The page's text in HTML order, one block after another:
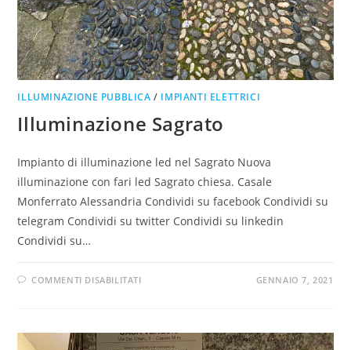
ILLUMINAZIONE PUBBLICA / IMPIANTI ELETTRICI
Illuminazione Sagrato
Impianto di illuminazione led nel Sagrato Nuova
illuminazione con fari led Sagrato chiesa. Casale
Monferrato Alessandria Condividi su facebook Condividi su
telegram Condividi su twitter Condividi su linkedin
Condividi su…
COMMENTI DISABILITATI GENNAIO 7, 2021